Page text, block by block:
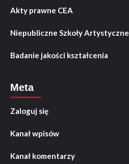
Akty prawne CEA
Niepubliczne Szkoły Artystyczne
Badanie jakości kształcenia
Meta
Zaloguj się
Kanał wpisów
Kanał komentarzy